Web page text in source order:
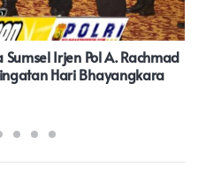
Kapolri Cup 2024,